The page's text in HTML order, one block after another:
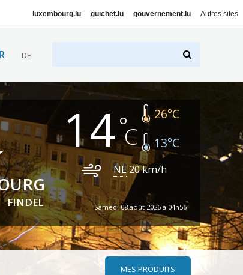
luxembourg.lu guichet.lu gouvernement.lu Autres sites
DE
FINDEL
14 26°C
13°C
NE 20km/h
Samedi 08 août 2026 à 04h56
MES PRODUITS